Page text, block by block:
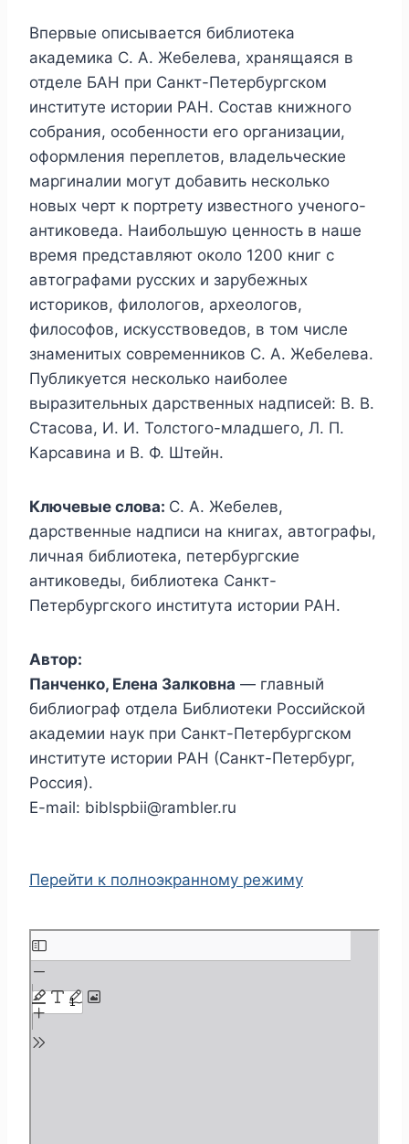
Впервые описывается библиотека
академика С. А. Жебелева, хранящаяся в
отделе БАН при Санкт-Петербургском
институте истории РАН. Состав книжного
собрания, особенности его организации,
оформления переплетов, владельческие
маргиналии могут добавить несколько
новых черт к портрету известного ученого-
антиковеда. Наибольшую ценность в наше
время представляют около 1200 книг с
автографами русских и зарубежных
историков, филологов, археологов,
философов, искусствоведов, в том числе
знаменитых современников С. А. Жебелева.
Публикуется несколько наиболее
выразительных дарственных надписей: В. В.
Стасова, И. И. Толстого-младшего, Л. П.
Карсавина и В. Ф. Штейн.
Ключевые слова: С. А. Жебелев,
дарственные надписи на книгах, автографы,
личная библиотека, петербургские
антиковеды, библиотека Санкт-
Петербургского института истории РАН.
Автор:
Панченко, Елена Залковна — главный
библиограф отдела Библиотеки Российской
академии наук при Санкт-Петербургском
институте истории РАН (Санкт-Петербург,
Россия).
E-mail: biblspbii@rambler.ru
Перейти к полноэкранному режиму
П
е
р
е
й